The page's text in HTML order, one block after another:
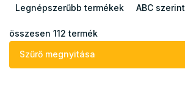
m
k
Legnépszerűbb termékek ABC szerint
összesen 112 termék
Szűrő megnyitása